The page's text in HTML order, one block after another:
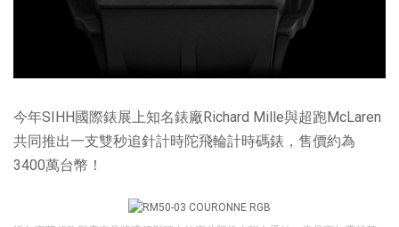
今年SIHH國際錶展上知名錶廠Richard Mille與超跑McLaren
共同推出一支雙秒追針計時陀飛輪計時碼錶，售價約為
3400萬台幣！